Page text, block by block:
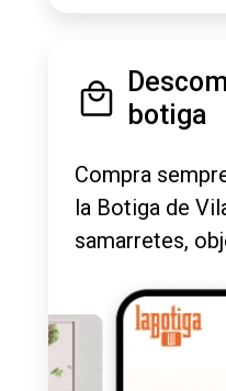
botiga
Compra
la Botiga de
samarretes,